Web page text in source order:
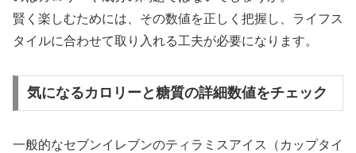
賢く楽しむためには、その数値を正しく把握し、ライフス
タイルに合わせて取り入れる工夫が必要になります。
気になるカロリーと糖質の詳細数値をチェック
一般的なセブンイレブンのティラミスアイス（カップタイ